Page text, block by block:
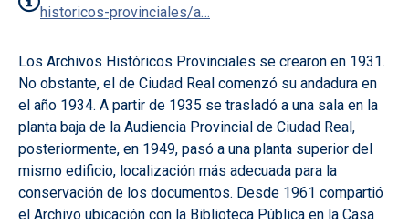
historicos-provinciales/a…
Los Archivos Históricos Provinciales se crearon en 1931.
No obstante, el de Ciudad Real comenzó su andadura en
el año 1934. A partir de 1935 se trasladó a una sala en la
planta baja de la Audiencia Provincial de Ciudad Real,
posteriormente, en 1949, pasó a una planta superior del
mismo edificio, localización más adecuada para la
conservación de los documentos. Desde 1961 compartió
el Archivo ubicación con la Biblioteca Pública en la Casa